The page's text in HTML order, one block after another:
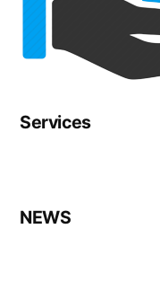
Services
NEWS